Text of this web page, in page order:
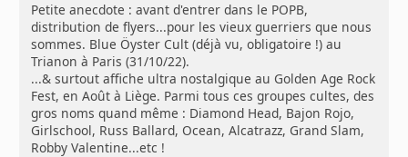
Petite anecdote : avant d'entrer dans le POPB,
distribution de flyers...pour les vieux guerriers que nous
sommes. Blue Öyster Cult (déjà vu, obligatoire !) au
Trianon à Paris (31/10/22).
...& surtout affiche ultra nostalgique au Golden Age Rock
Fest, en Août à Liège. Parmi tous ces groupes cultes, des
gros noms quand même : Diamond Head, Bajon Rojo,
Girlschool, Russ Ballard, Ocean, Alcatrazz, Grand Slam,
Robby Valentine...etc !